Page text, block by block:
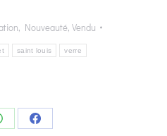
, Nouveauté, Vendu
saint louis verre
Share